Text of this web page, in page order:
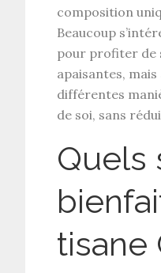
composition
Beaucoup
pour profiter de
apaisantes,
différentes
de soi, sans
Quels
tisane